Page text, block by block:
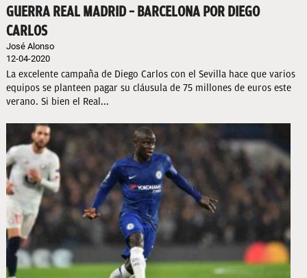
GUERRA REAL MADRID – BARCELONA POR DIEGO
CARLOS
José Alonso
12-04-2020
La excelente campaña de Diego Carlos con el Sevilla hace que varios
equipos se planteen pagar su cláusula de 75 millones de euros este
verano. Si bien el Real...